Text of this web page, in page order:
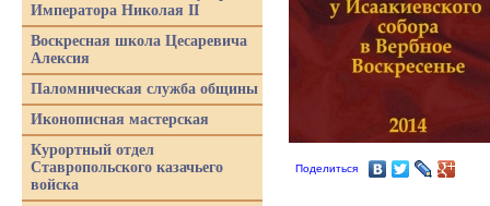
Поделиться
Императора Николая II
Воскресная школа Цесаревича
Алексия
Паломническая служба общины
Иконописная мастерская
Курортный отдел
Ставропольского казачьего
войска